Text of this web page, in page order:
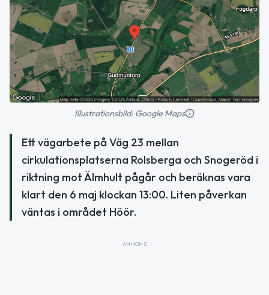
Illustrationsbild: Google Maps
Ett vägarbete på Väg 23 mellan
cirkulationsplatserna Rolsberga och Snogeröd i
riktning mot Älmhult pågår och beräknas vara
klart den 6 maj klockan 13:00. Liten påverkan
väntas i området Höör.
ANNONS